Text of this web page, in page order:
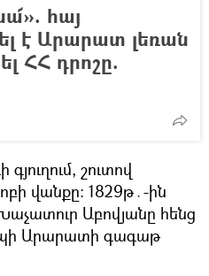
հայ
է Արարատ լեռան
ՀՀ դրոշը.
շուտով
վանքը։ 1829թ․-ին
Աբովյանը հենց
Արարատի գագաթ